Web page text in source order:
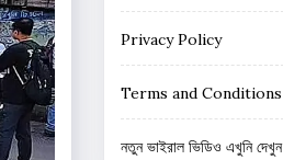
Privacy Policy
Terms and Conditions
নতুন ভাইরাল ভিডিও এখুনি দেখুন